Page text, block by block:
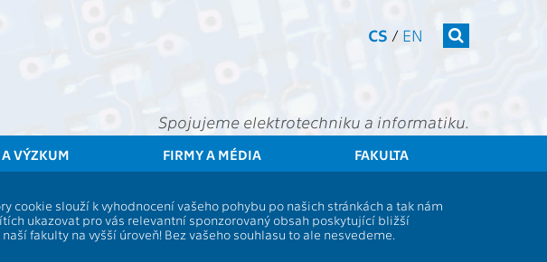
CS / EN
Spojujeme elektrotechniku a informatiku.
VÝZKUM FIRMY A MÉDIA FAKULTA
slouží k vyhodnocení vašeho pohybu po našich stránkách a tak nám
ukazovat pro vás relevantní sponzorovaný obsah poskytující bližší
fakulty na vyšší úroveň! Bez vašeho souhlasu to ale nesvedeme.